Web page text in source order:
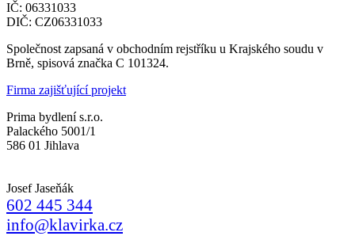
IČ: 06331033
DIČ: CZ06331033
Společnost zapsaná v obchodním rejstříku u Krajského soudu v
Brně, spisová značka C 101324.
Firma zajišťující projekt
Prima bydlení s.r.o.
Palackého 5001/1
586 01 Jihlava
Josef Jaseňák
602 445 344
info@klavirka.cz